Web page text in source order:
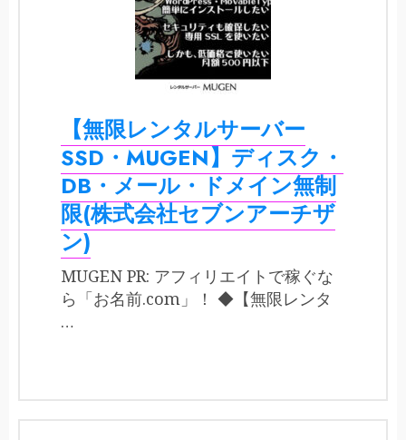
【無限レンタルサーバー
SSD・MUGEN】ディスク・
DB・メール・ドメイン無制
限(株式会社セブンアーチザ
ン)
MUGEN PR: アフィリエイトで稼ぐな
ら「お名前.com」！ ◆【無限レンタ
…